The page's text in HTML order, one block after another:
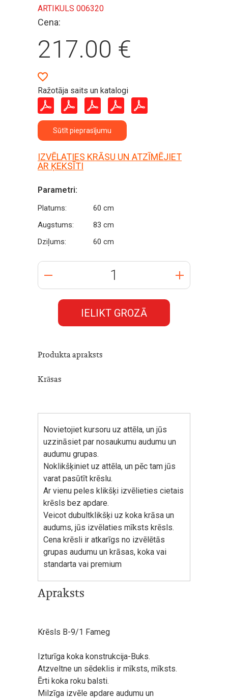
ARTIKULS 006320
Cena:
217.00 €
Ražotāja saits un katalogi
Sūtīt pieprasījumu
IZVĒLATIES KRĀSU UN ATZĪMĒJIET
AR ĶEKSĪTI
Parametri:
Platums:
60 cm
Augstums:
83 cm
Dziļums:
60 cm
IELIKT GROZĀ
Produkta apraksts
Krāsas
Novietojiet kursoru uz attēla, un jūs
uzzināsiet par nosaukumu audumu un
audumu grupas.
Noklikšķiniet uz attēla, un pēc tam jūs
varat pasūtīt krēslu.
Ar vienu peles klikšķi izvēlieties cietais
krēsls bez apdare.
Veicot dubultklikšķi uz koka krāsa un
audums, jūs izvēlaties mīksts krēsls.
Cena krēsli ir atkarīgs no izvēlētās
grupas audumu un krāsas, koka vai
standarta vai premium
Apraksts
Krēsls B-9/1 Fameg
Izturīga koka konstrukcija-Buks.
Atzveltne un sēdeklis ir mīksts, mīksts.
Ērti koka roku balsti.
Milzīga izvēle apdare audumu un